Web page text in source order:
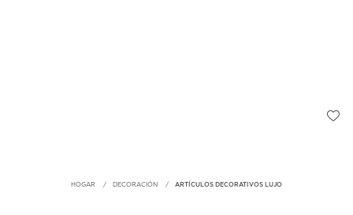
HOGAR DECORACIÓN ARTÍCULOS DECORATIVOS LUJO